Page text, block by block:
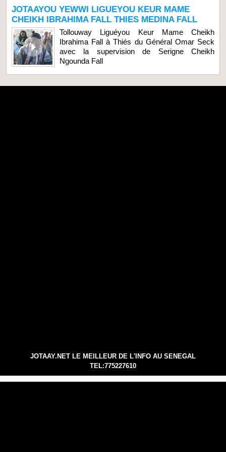
JOTAAYOU YEWWI LIGUEYOU KEUR MAME
CHEIKH IBRAHIMA FALL THIES MEDINA FALL
Tollouway Liguéyou Keur Mame Cheikh
Ibrahima Fall à Thiés du Général Omar Seck
avec la supervision de Serigne Cheikh
Ngounda Fall
JOTAAY.NET LE MEILLEUR DE L'INFO AU SENEGAL
TEL:775227610